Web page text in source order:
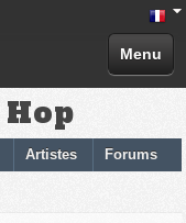
Menu
Artistes Forums